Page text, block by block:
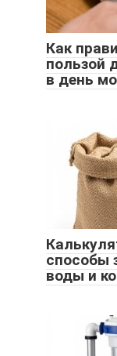
Как
пользой
в день
способы
воды и